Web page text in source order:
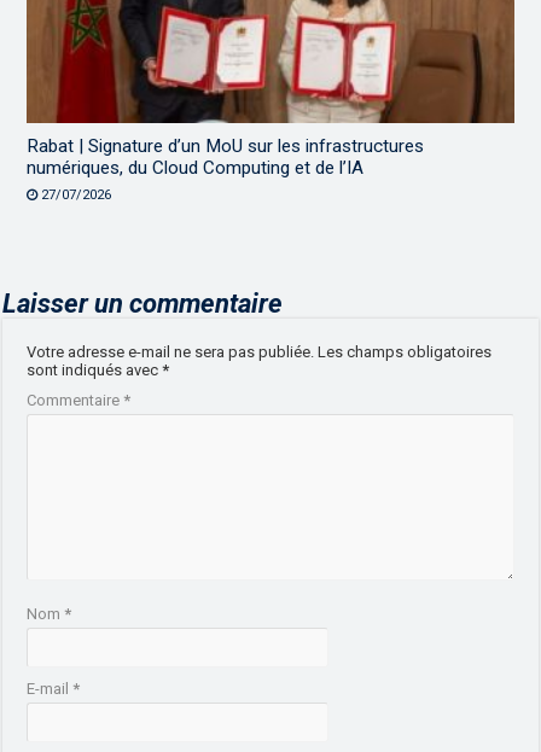
Rabat | Signature d’un MoU sur les infrastructures
numériques, du Cloud Computing et de l’IA
27/07/2026
Laisser un commentaire
Votre adresse e-mail ne sera pas publiée. Les champs obligatoires
sont indiqués avec*
Commentaire*
Nom*
E-mail*